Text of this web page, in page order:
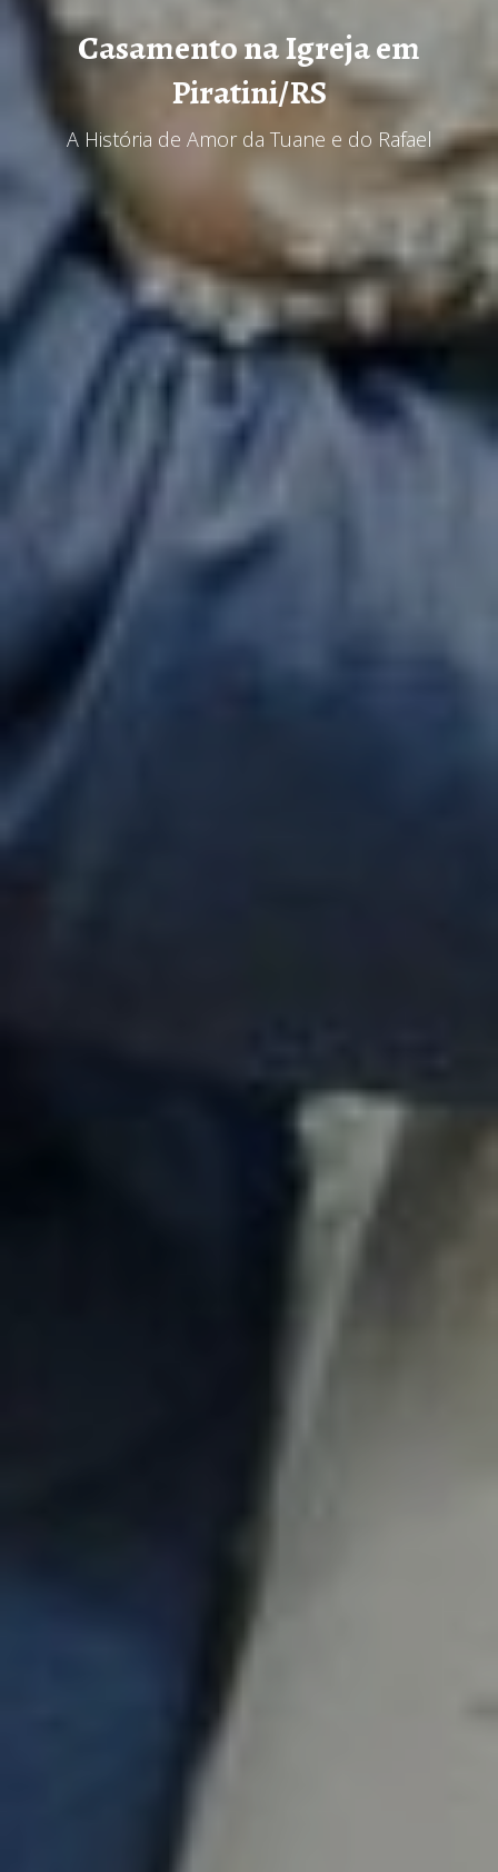
Casamento na Igreja em
Piratini/RS
A História de Amor da Tuane e do Rafael